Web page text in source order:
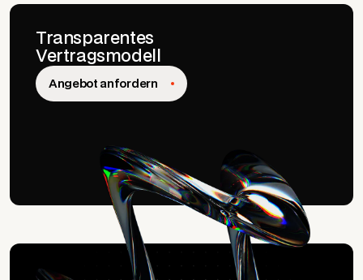
Transparentes
Vertragsmodell
Angebot anfordern